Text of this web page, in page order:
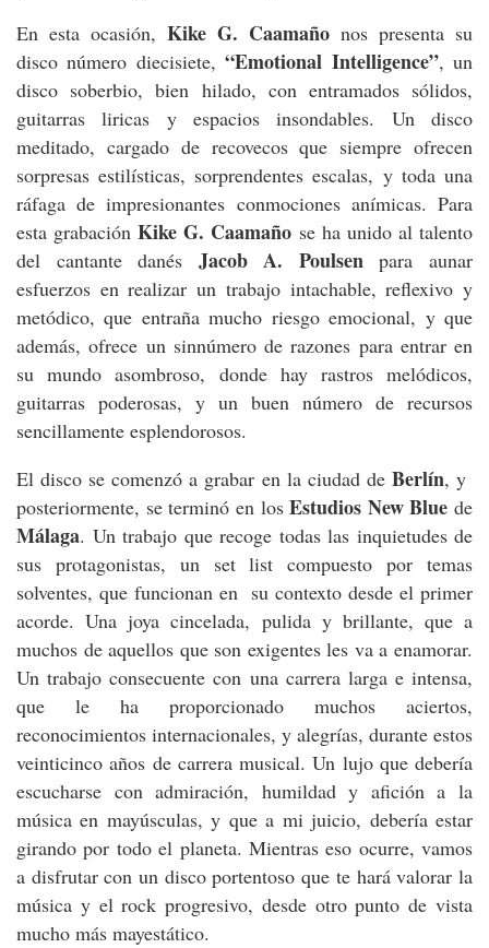
En esta ocasión, Kike G. Caamaño nos presenta su
disco número diecisiete,“Emotional Intelligence”, un
disco soberbio, bien hilado, con entramados sólidos,
guitarras liricas y espacios insondables. Un disco
meditado, cargado de recovecos que siempre ofrecen
sorpresas estilísticas, sorprendentes escalas, y toda una
ráfaga de impresionantes conmociones anímicas. Para
esta grabaciónKike G. Caamaño se ha unido al talento
del cantante danés Jacob A. Poulsenpara aunar
esfuerzos en realizar un trabajo intachable, reflexivo y
metódico, que entraña mucho riesgo emocional, y que
además, ofrece un sinnúmero de razones para entrar en
su mundo asombroso, donde hay rastros melódicos,
guitarras poderosas, y un buen número de recursos
sencillamente esplendorosos.
El disco se comenzó a grabar en la ciudad de Berlín, y
posteriormente, se terminó en losEstudios New Blue de
Málaga. Un trabajo que recoge todas las inquietudes de
sus protagonistas, un set list compuesto por temas
solventes, que funcionan en su contexto desde el primer
acorde. Una joya cincelada, pulida y brillante, que a
muchos de aquellos que son exigentes les va a enamorar.
Un trabajo consecuente con una carrera larga e intensa,
que le ha proporcionado muchos aciertos,
reconocimientos internacionales, y alegrías, durante estos
veinticinco años de carrera musical. Un lujo que debería
escucharse con admiración, humildad y afición a la
música en mayúsculas, y que a mi juicio, debería estar
girando por todo el planeta. Mientras eso ocurre, vamos
a disfrutar con un disco portentoso que te hará valorar la
música y el rock progresivo, desde otro punto de vista
mucho más mayestático.